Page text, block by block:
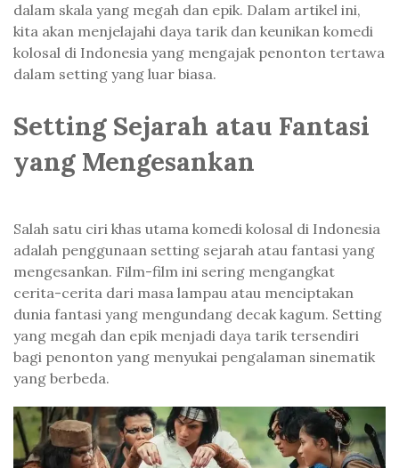
dalam skala yang megah dan epik. Dalam artikel ini,
kita akan menjelajahi daya tarik dan keunikan komedi
kolosal di Indonesia yang mengajak penonton tertawa
dalam setting yang luar biasa.
Setting Sejarah atau Fantasi
yang Mengesankan
Salah satu ciri khas utama komedi kolosal di Indonesia
adalah penggunaan setting sejarah atau fantasi yang
mengesankan. Film-film ini sering mengangkat
cerita-cerita dari masa lampau atau menciptakan
dunia fantasi yang mengundang decak kagum. Setting
yang megah dan epik menjadi daya tarik tersendiri
bagi penonton yang menyukai pengalaman sinematik
yang berbeda.